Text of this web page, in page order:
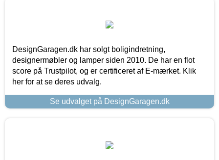
DesignGaragen.dk har solgt boligindretning,
designermøbler og lamper siden 2010. De har en flot
score på Trustpilot, og er certificeret af E-mærket. Klik
her for at se deres udvalg.
Se udvalget på DesignGaragen.dk